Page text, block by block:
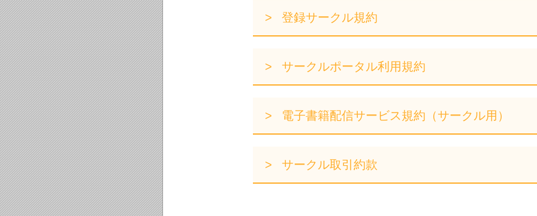
登録サークル規約
サークルポータル利用規約
電子書籍配信サービス規約（サークル用）
サークル取引約款